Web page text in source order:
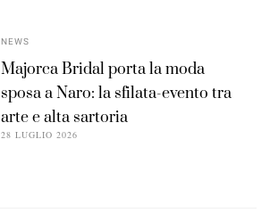
NEWS
Majorca Bridal porta la moda
sposa a Naro: la sfilata-evento tra
arte e alta sartoria
28 LUGLIO 2026